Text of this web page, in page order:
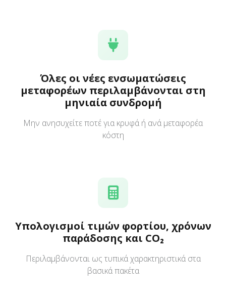
Όλες οι νέες ενσωματώσεις
μεταφορέων περιλαμβάνονται στη
μηνιαία συνδρομή
Μην ανησυχείτε ποτέ για κρυφά ή ανά μεταφορέα
κόστη
Υπολογισμοί τιμών φορτίου, χρόνων
παράδοσης και CO₂
Περιλαμβάνονται ως τυπικά χαρακτηριστικά στα
βασικά πακέτα